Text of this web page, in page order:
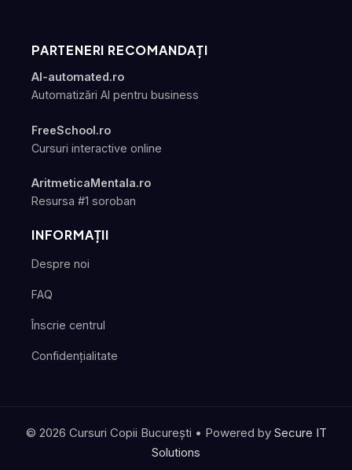
PARTENERI RECOMANDAȚI
AI-automated.ro
Automatizări AI pentru business
FreeSchool.ro
Cursuri interactive online
AritmeticaMentala.ro
Resursa #1 soroban
INFORMAȚII
Despre noi
FAQ
Înscrie centrul
Confidențialitate
© 2026 Cursuri Copii București • Powered by Secure IT
Solutions